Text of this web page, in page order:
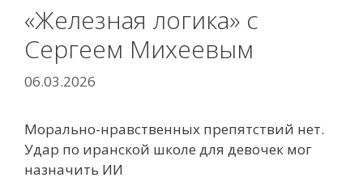
«Железная логика» с
Сергеем Михеевым
06.03.2026
Морально-нравственных препятствий нет.
Удар по иранской школе для девочек мог
назначить ИИ